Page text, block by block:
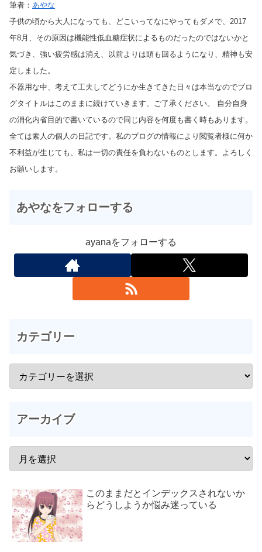
筆者： あやな
子供の頃から大人になっても、どこいってなにやってもダメで、2017
年8月、その原因は機能性低血糖症状によるものだったのではないかと
気づき、強い疲労感は消え、以前よりは頭も回るようになり、精神も安
定しました。
不器用な中、考えて工夫してどうにか生きてきた日々は本当なのでブロ
グタイトルはこのままに続けていきます、ご了承ください。 自分自身
の消化内省目的で書いているので同じ内容を何度も書く時もあります。
全ては素人の個人の日記です。私のブログの情報により閲覧者様に何か
不利益が生じても、私は一切の責任を負わないものとします。よろしく
お願いします。
あやなをフォローする
ayanaをフォローする
カテゴリー
アーカイブ
このままだとインデックスされないか
らどうしようか悩み迷っている